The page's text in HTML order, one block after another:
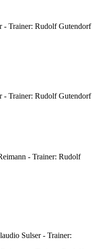
- Trainer: Rudolf Gutendorf
- Trainer: Rudolf Gutendorf
- Trainer: Rudolf
Sulser - Trainer: